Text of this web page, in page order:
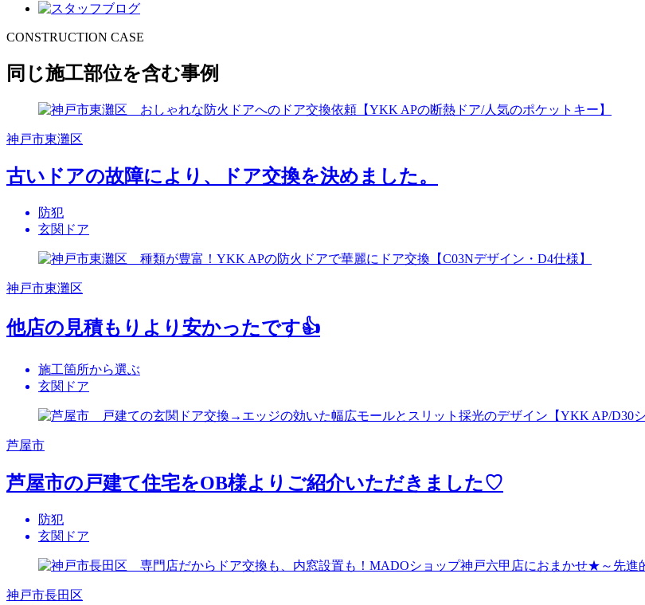
CONSTRUCTION CASE
同じ施工部位を含む事例
神戸市東灘区
古いドアの故障により、ドア交換を決めました。
防犯
玄関ドア
神戸市東灘区
他店の見積もりより安かったです👍
施工箇所から選ぶ
玄関ドア
芦屋市
芦屋市の戸建て住宅をOB様よりご紹介いただきました♡
防犯
玄関ドア
神戸市長田区